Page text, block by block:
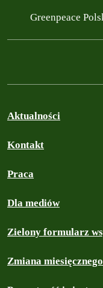
Greenpeace
Aktualności
Kontakt
Praca
Dla mediów
Zielony formularz
Zmiana